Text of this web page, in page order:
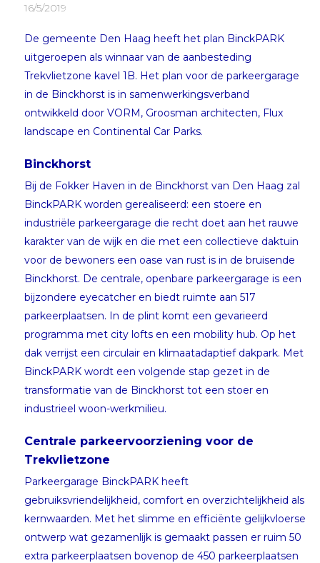
16/5/2019
De gemeente Den Haag heeft het plan BinckPARK
uitgeroepen als winnaar van de aanbesteding
Trekvlietzone kavel 1B. Het plan voor de parkeergarage
in de Binckhorst is in samenwerkingsverband
ontwikkeld door VORM, Groosman architecten, Flux
landscape en Continental Car Parks.
Binckhorst
Bij de Fokker Haven in de Binckhorst van Den Haag zal
BinckPARK worden gerealiseerd: een stoere en
industriële parkeergarage die recht doet aan het rauwe
karakter van de wijk en die met een collectieve daktuin
voor de bewoners een oase van rust is in de bruisende
Binckhorst. De centrale, openbare parkeergarage is een
bijzondere eyecatcher en biedt ruimte aan 517
parkeerplaatsen. In de plint komt een gevarieerd
programma met city lofts en een mobility hub. Op het
dak verrijst een circulair en klimaatadaptief dakpark. Met
BinckPARK wordt een volgende stap gezet in de
transformatie van de Binckhorst tot een stoer en
industrieel woon-werkmilieu.
Centrale parkeervoorziening voor de
Trekvlietzone
Parkeergarage BinckPARK heeft
gebruiksvriendelijkheid, comfort en overzichtelijkheid als
kernwaarden. Met het slimme en efficiënte gelijkvloerse
ontwerp wat gezamenlijk is gemaakt passen er ruim 50
extra parkeerplaatsen bovenop de 450 parkeerplaatsen